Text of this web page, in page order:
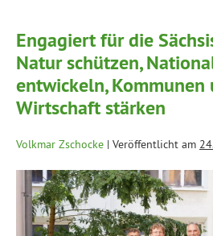
Engagiert für die
Natur schützen,
entwickeln,
Wirtschaft stärken
Volkmar Zschocke | Veröffentlicht am